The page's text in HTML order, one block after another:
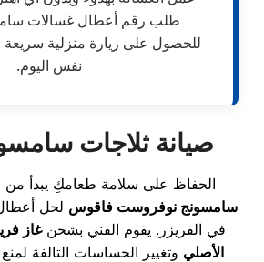
طلب رقم أعطال غسالات
للحصول على زيارة منزلية
نفس اليوم.
صيانة ثلاجات
الحفاظ على سلامة طعامكِ يبدأ من
سامسونج نوفروست فاقوس لحل
في الفريزر. يقوم الفني بشحنغاز
الأصلي وتغيير الحساسات التالفة